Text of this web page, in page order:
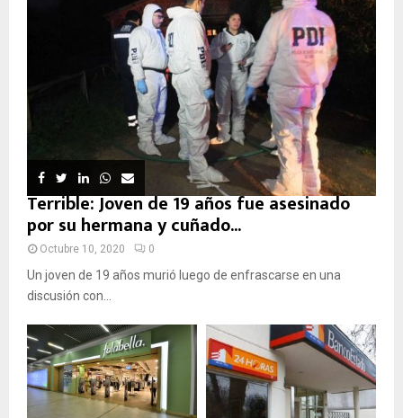
Terrible: Joven de 19 años fue asesinado
por su hermana y cuñado...
Octubre 10, 2020 0
Un joven de 19 años murió luego de enfrascarse en una
discusión con...